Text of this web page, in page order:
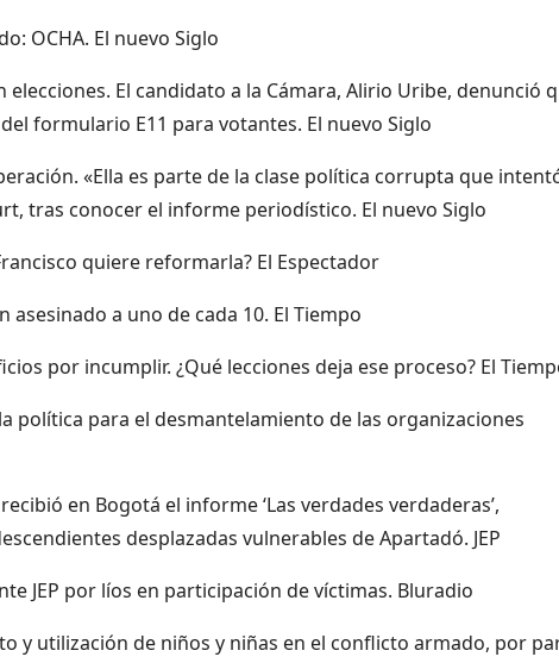
OCHA. El nuevo Siglo
El candidato a la Cámara, Alirio Uribe, denunció
formulario E11 para votantes. El nuevo Siglo
«Ella es parte de la clase política corrupta que
tras conocer el informe periodístico. El nuevo Siglo
quiere reformarla? El Espectador
asesinado a uno de cada 10. El Tiempo
por incumplir. ¿Qué lecciones deja ese proceso? El
política para el desmantelamiento de las organizaciones
en Bogotá el informe ‘Las verdades verdaderas’,
desplazadas vulnerables de Apartadó. JEP
JEP por líos en participación de víctimas. Bluradio
y utilización de niños y niñas en el conflicto armado, por